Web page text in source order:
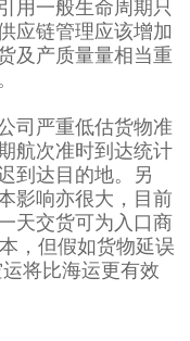
用一般生命周期只
应链管理应该增加
及产质量量相当重
严重低估货物准
航次准时到达统计
到达目的地。另
影响亦很大，目前
天交货可为入口商
，但假如货物延误
将比海运更有效